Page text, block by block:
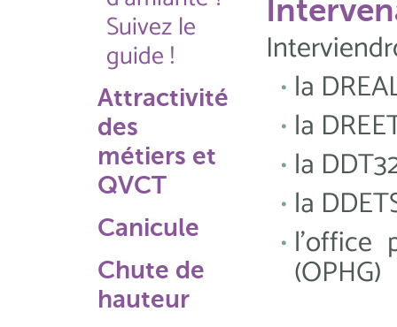
Suivez le
guide !
Attractivité
des
métiers et
QVCT
Canicule
Chute de
hauteur
la
la
la
la
l'office
(OPHG)